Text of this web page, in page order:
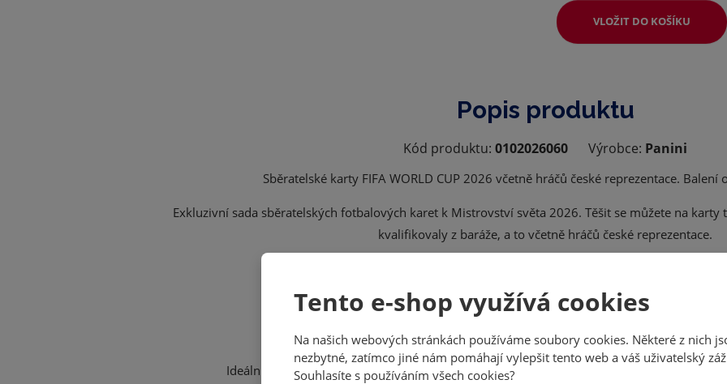
Tento e-shop využívá cookies
Na našich webových stránkách používáme soubory cookies. Některé z nich
nezbytné, zatímco jiné nám pomáhají vylepšit tento web a váš uživatelský
Souhlasíte s používáním všech cookies?
VLOŽIT DO KOŠÍKU
Popis produktu
Kód produktu: 0102026060 Výrobce: Panini
Sběratelské karty FIFA WORLD CUP 2026 včetně hráčů české reprezentace.
Exkluzivní sada sběratelských fotbalových karet k Mistrovství světa 2026. Těšit se můžete na
kvalifikovaly z baráže, a to včetně hráčů české reprezentace.
Počet karet: 82
Obsah: 54 Hero cards+ 26 Special cards + 2 Exclusive Limited Edition
Ideální rozšíření sbírky pro každého fotbalového fanouška. Nechybí žádná z klíčových